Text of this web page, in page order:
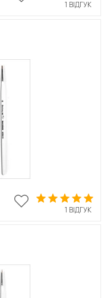
1 ВІДГУК
1 ВІДГУК